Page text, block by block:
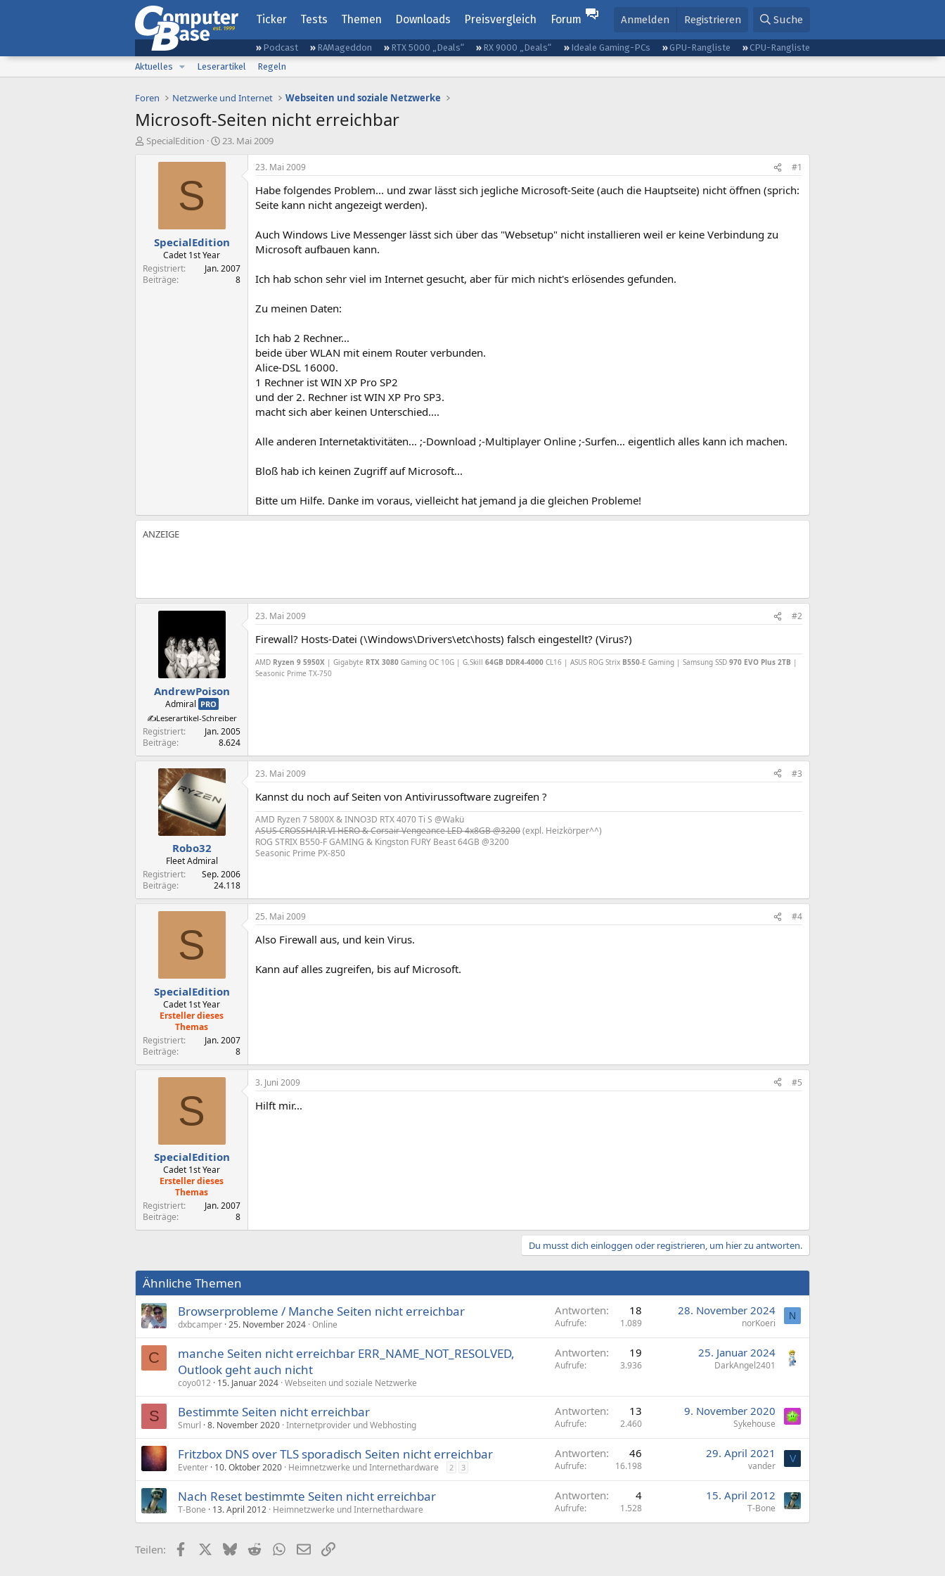
Ticker Tests Themen Downloads Preisvergleich Forum Anmelden Registrieren Suche
Podcast RAMageddon RTX 5000 „Deals“ RX 9000 „Deals“ Ideale Gaming-PCs GPU-Rangliste
CPU-Rangliste
Aktuelles
Leserartikel Regeln
Foren Netzwerke und Internet Webseiten und soziale Netzwerke
Microsoft-Seiten nicht erreichbar
E
SpecialEdition
E
s
t
a
23. Mai 2009
S
SpecialEdition
Cadet 1st Year
Registriert
Jan. 2007
Beiträge
8
23. Mai 2009 #1
Habe folgendes Problem... und zwar lässt sich jegliche Microsoft-Seite (auch die Hauptseite) nicht öffnen (sprich:
Seite kann nicht angezeigt werden).
Auch Windows Live Messenger lässt sich über das "Websetup" nicht installieren weil er keine Verbindung zu
Microsoft aufbauen kann.
Ich hab schon sehr viel im Internet gesucht, aber für mich nicht's erlösendes gefunden.
Zu meinen Daten:
Ich hab 2 Rechner...
beide über WLAN mit einem Router verbunden.
Alice-DSL 16000.
1 Rechner ist WIN XP Pro SP2
und der 2. Rechner ist WIN XP Pro SP3.
macht sich aber keinen Unterschied....
Alle anderen Internetaktivitäten... ;-Download ;-Multiplayer Online ;-Surfen... eigentlich alles kann ich machen.
Bloß hab ich keinen Zugriff auf Microsoft...
Bitte um Hilfe. Danke im voraus, vielleicht hat jemand ja die gleichen Probleme!
AndrewPoison
Admiral PRO
✍️Leserartikel-Schreiber
Registriert
Jan. 2005
Beiträge
8.624
23. Mai 2009 #2
Firewall? Hosts-Datei (\Windows\Drivers\etc\hosts) falsch eingestellt? (Virus?)
AMD Ryzen 9 5950X | Gigabyte RTX 3080 Gaming OC 10G | G.Skill 64GB DDR4-4000 CL16 | ASUS ROG Strix B550-E Gaming | Samsung SSD 970 EVO Plus 2TB |
Seasonic Prime TX-750
Robo32
Fleet Admiral
Registriert
Sep. 2006
Beiträge
24.118
23. Mai 2009 #3
Kannst du noch auf Seiten von Antivirussoftware zugreifen ?
AMD Ryzen 7 5800X & INNO3D RTX 4070 Ti S @Wakü
ASUS CROSSHAIR VI HERO & Corsair Vengeance LED 4x8GB @3200(expl. Heizkörper^^)
ROG STRIX B550-F GAMING & Kingston FURY Beast 64GB @3200
Seasonic Prime PX-850
S
SpecialEdition
Cadet 1st Year
Ersteller dieses
Themas
Registriert
Jan. 2007
Beiträge
8
25. Mai 2009 #4
Also Firewall aus, und kein Virus.
Kann auf alles zugreifen, bis auf Microsoft.
S
SpecialEdition
Cadet 1st Year
Ersteller dieses
Themas
Registriert
Jan. 2007
Beiträge
8
3. Juni 2009 #5
Hilft mir...
Du musst dich einloggen oder registrieren, um hier zu antworten.
Ähnliche Themen
Browserprobleme / Manche Seiten nicht erreichbar
dxbcamper 25. November 2024 Online
Antworten 18
Aufrufe 1.089
28. November 2024
norKoeri
N
C
manche Seiten nicht erreichbar ERR_NAME_NOT_RESOLVED,
Outlook geht auch nicht
coyo012 15. Januar 2024 Webseiten und soziale Netzwerke
Antworten 19
Aufrufe 3.936
25. Januar 2024
DarkAngel2401
S Bestimmte Seiten nicht erreichbar
Smurl 8. November 2020 Internetprovider und Webhosting
Antworten 13
Aufrufe 2.460
9. November 2020
Sykehouse
Fritzbox DNS over TLS sporadisch Seiten nicht erreichbar
Eventer 10. Oktober 2020 Heimnetzwerke und Internethardware 2 3
Antworten 46
Aufrufe 16.198
29. April 2021
vander
V
Nach Reset bestimmte Seiten nicht erreichbar
T-Bone 13. April 2012 Heimnetzwerke und Internethardware
Antworten 4
Aufrufe 1.528
15. April 2012
T-Bone
Teilen: FacebookX (Twitter)
BlueskyRedditWhatsApp
E-MailLink